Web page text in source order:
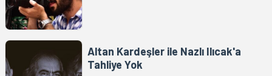
Altan Kardeşler ile Nazlı Ilıcak'a
Tahliye Yok